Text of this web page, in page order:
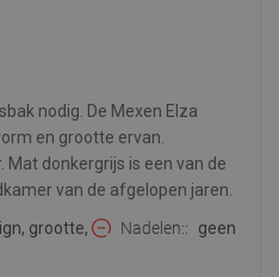
nodig. De Mexen Elza
en grootte ervan.
Mat donkergrijs is een van de
van de afgelopen jaren.
grootte,
Nadelen: geen